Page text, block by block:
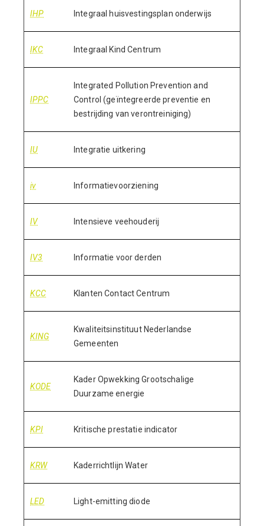
IHP Integraal huisvestingsplan onderwijs
IKC Integraal Kind Centrum
IPPC
Integrated Pollution Prevention and
Control (geïntegreerde preventie en
bestrijding van verontreiniging)
IU Integratie uitkering
iv Informatievoorziening
IV Intensieve veehouderij
IV3 Informatie voor derden
KCC Klanten Contact Centrum
KING
Kwaliteitsinstituut Nederlandse
Gemeenten
KODE
Kader Opwekking Grootschalige
Duurzame energie
KPI Kritische prestatie indicator
KRW Kaderrichtlijn Water
LED Light-emitting diode